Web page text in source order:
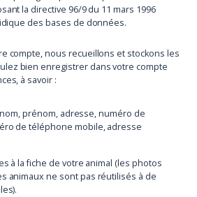
la directive 96/9 du 11 mars 1996
des bases de données.
compte, nous recueillons et stockons les
bien enregistrer dans votre compte
à savoir :
prénom, adresse, numéro de
de téléphone mobile, adresse
à la fiche de votre animal (les photos
animaux ne sont pas réutilisés à de